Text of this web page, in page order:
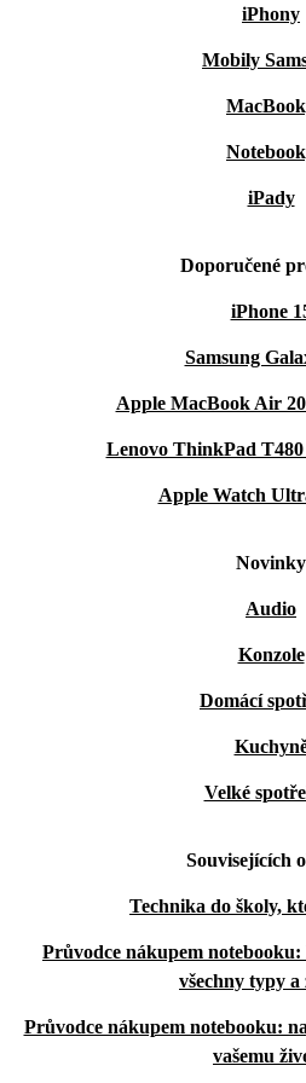
iPhony
Mobily
iPady
Doporučené
iPhone
Samsung
Apple MacBook Air
Lenovo ThinkPad
Apple Watch
Novinky
Audio
Konzole
Domácí
Velké
Souvisejících
Technika do školy,
Průvodce nákupem
všechny typy a
Průvodce nákupem notebooku:
vašemu